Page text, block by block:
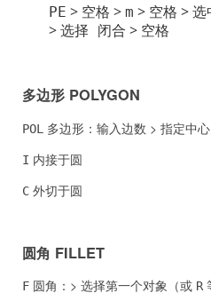
PE > 空格 > m > 空格 > 选
> 选择 闭合 > 空格
多边形 POLYGON
POL 多边形：输入边数 > 指定中
I 内接于圆
C 外切于圆
圆角 FILLET
F 圆角：> 选择第一个对象（或 R